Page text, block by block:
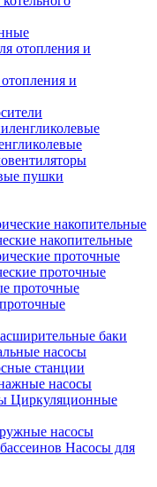
и
пушки
накопительные
проточные
баки
насосы
станции
насосы
Циркуляционные
насосы
Насосы для